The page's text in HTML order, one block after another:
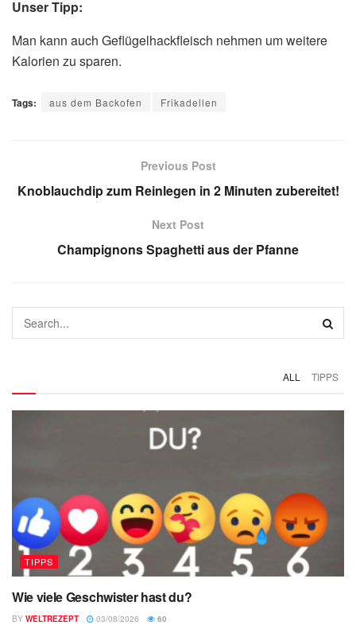
Unser Tipp:
Man kann auch Geflügelhackfleisch nehmen um weitere
Kalorien zu sparen.
Tags: aus dem Backofen Frikadellen
Previous Post
Knoblauchdip zum Reinlegen in 2 Minuten zubereitet!
Next Post
Champignons Spaghetti aus der Pfanne
ALL TIPPS
TIPPS
Wie viele Geschwister hast du?
BY WELTREZEPT 03/08/2026 60